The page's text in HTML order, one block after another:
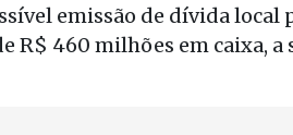
emissão de dívida local
R$ 460 milhões em caixa,